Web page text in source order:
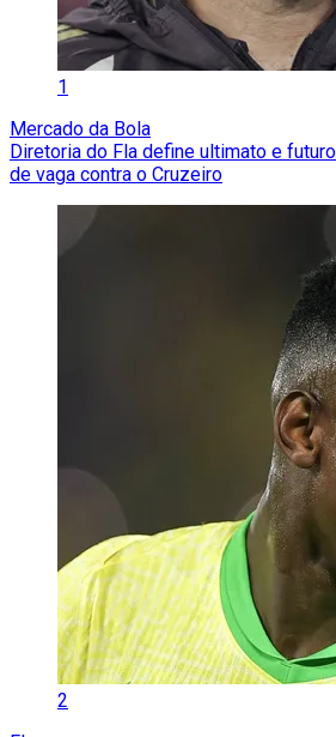
1
Mercado da Bola
Diretoria do Fla define ultimato e
de vaga contra o Cruzeiro
2